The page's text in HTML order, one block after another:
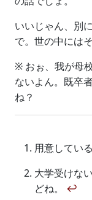
いいじゃん、別
で。世の中には
※ おぉ、我が母
ないよん。既卒
ね？
用意してい
大学受けな
どね。 ↩